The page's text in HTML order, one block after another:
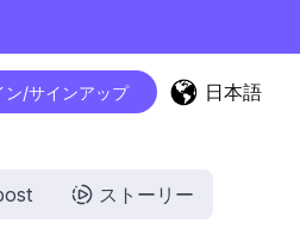
ン/サインアップ 日本語
ストーリー